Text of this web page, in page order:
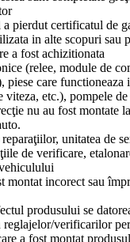
pierdut certificatul de
in alte scopuri sau
a fost achizitionata
(relee, module de
piese care functioneaza
viteza, etc.), pompele
nu au fost montate
unitatea de
de verificare,
montat incorect sau
produsului se
reglajelor/verificarilor
a fost montat